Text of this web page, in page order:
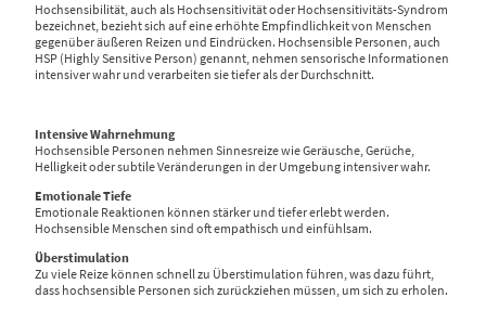
Hochsensibilität, auch als Hochsensitivität oder Hochsensitivitäts-Syndrom
bezeichnet, bezieht sich auf eine erhöhte Empfindlichkeit von Menschen
gegenüber äußeren Reizen und Eindrücken. Hochsensible Personen, auch
HSP (Highly Sensitive Person) genannt, nehmen sensorische Informationen
intensiver wahr und verarbeiten sie tiefer als der Durchschnitt.
Intensive Wahrnehmung
Hochsensible Personen nehmen Sinnesreize wie Geräusche, Gerüche,
Helligkeit oder subtile Veränderungen in der Umgebung intensiver wahr.
Emotionale Tiefe
Emotionale Reaktionen können stärker und tiefer erlebt werden.
Hochsensible Menschen sind oft empathisch und einfühlsam.
Überstimulation
Zu viele Reize können schnell zu Überstimulation führen, was dazu führt,
dass hochsensible Personen sich zurückziehen müssen, um sich zu erholen.